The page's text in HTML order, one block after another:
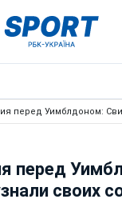
перед Уимблдоном:
перед
своих